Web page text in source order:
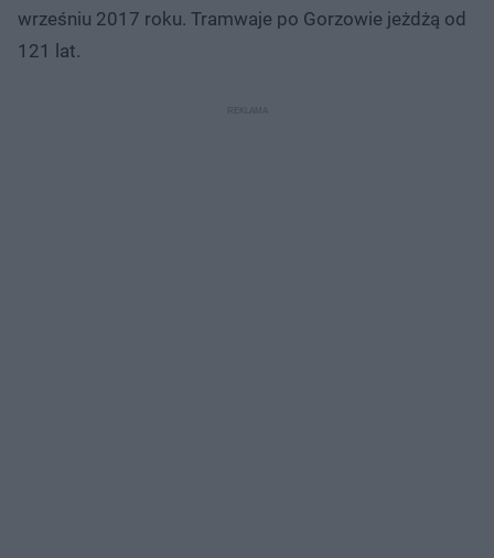
wrześniu 2017 roku. Tramwaje po Gorzowie jeżdżą od
121 lat.